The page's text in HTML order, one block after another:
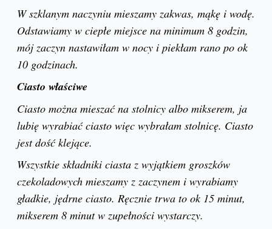
W szklanym naczyniu mieszamy zakwas, mąkę i wodę.
Odstawiamy w ciepłe miejsce na minimum 8 godzin,
mój zaczyn nastawiłam w nocy i piekłam rano po ok
10 godzinach.
Ciasto właściwe
Ciasto można mieszać na stolnicy albo mikserem, ja
lubię wyrabiać ciasto więc wybrałam stolnicę. Ciasto
jest dość klejące.
Wszystkie składniki ciasta z wyjątkiem groszków
czekoladowych mieszamy z zaczynem i wyrabiamy
gładkie, jędrne ciasto. Ręcznie trwa to ok 15 minut,
mikserem 8 minut w zupełności wystarczy.